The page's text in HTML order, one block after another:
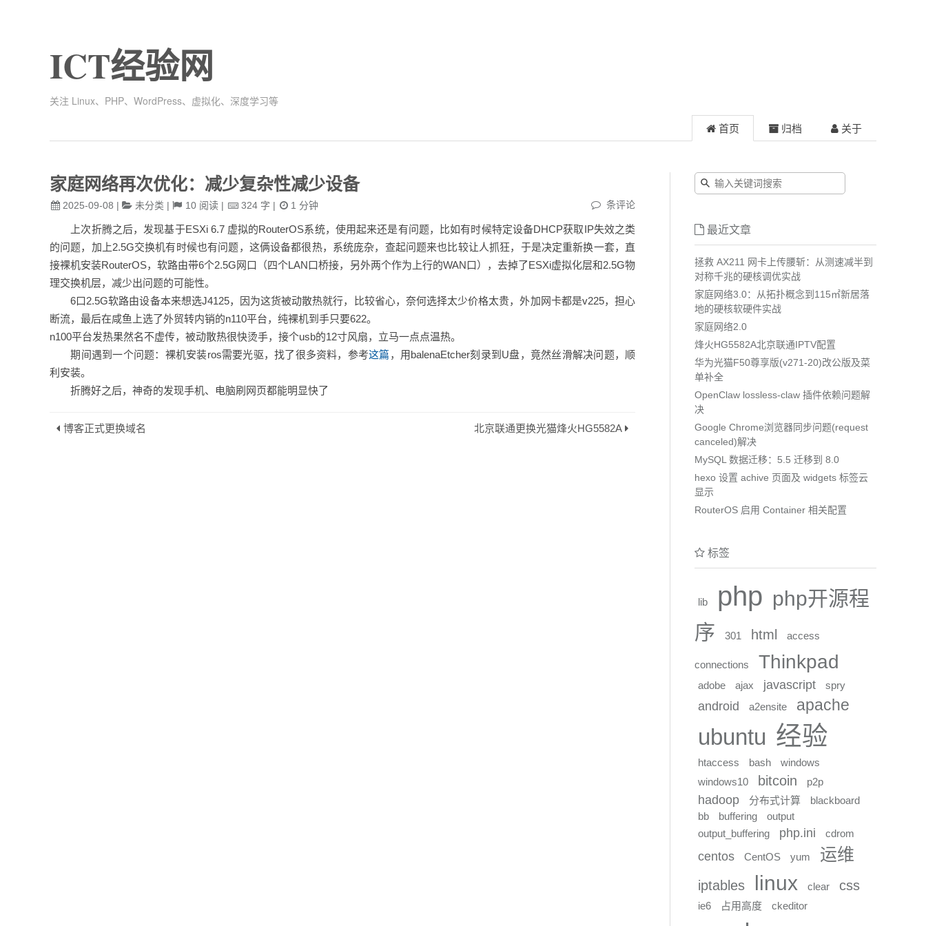
ICT经验网
关注 Linux、PHP、WordPress、虚拟化、深度学习等
首页 归档 关于
家庭网络再次优化：减少复杂性减少设备
2025-09-08 | 未分类 | 10阅读| 324字 | 1 分钟 条评论
上次折腾之后，发现基于ESXi 6.7 虚拟的RouterOS系统，使用起来还是有问题，比如有时候特定设备DHCP获取IP失效之类
的问题，加上2.5G交换机有时候也有问题，这俩设备都很热，系统庞杂，查起问题来也比较让人抓狂，于是决定重新换一套，直
接裸机安装RouterOS，软路由带6个2.5G网口（四个LAN口桥接，另外两个作为上行的WAN口），去掉了ESXi虚拟化层和2.5G物
理交换机层，减少出问题的可能性。
6口2.5G软路由设备本来想选J4125，因为这货被动散热就行，比较省心，奈何选择太少价格太贵，外加网卡都是v225，担心
断流，最后在咸鱼上选了外贸转内销的n110平台，纯裸机到手只要622。
n100平台发热果然名不虚传，被动散热很快烫手，接个usb的12寸风扇，立马一点点温热。
期间遇到一个问题：裸机安装ros需要光驱，找了很多资料，参考这篇 ，用balenaEtcher刻录到U盘，竟然丝滑解决问题，顺
利安装。
折腾好之后，神奇的发现手机、电脑刷网页都能明显快了
博客正式更换域名 北京联通更换光猫烽火HG5582A
最近文章
拯救 AX211 网卡上传腰斩：从测速减半到
对称千兆的硬核调优实战
家庭网络3.0：从拓扑概念到115㎡新居落
地的硬核软硬件实战
家庭网络2.0
烽火HG5582A北京联通IPTV配置
华为光猫F50尊享版(v271-20)改公版及菜
单补全
OpenClaw lossless-claw 插件依赖问题解
决
Google Chrome浏览器同步问题(request
canceled)解决
MySQL 数据迁移：5.5 迁移到 8.0
hexo 设置 achive 页面及 widgets 标签云
显示
RouterOS 启用 Container 相关配置
标签
lib php php开源程
序
301 html access
connections Thinkpad
adobe ajax javascript spry
android a2ensite apache
ubuntu 经验
htaccess bash
windows
windows10
bitcoin p2p
hadoop 分布式计算
blackboard
bb
buffering
output
output_buffering
php.ini cdrom
centos CentOS yum 运维
iptables linux clear css
ie6 占用高度 ckeditor